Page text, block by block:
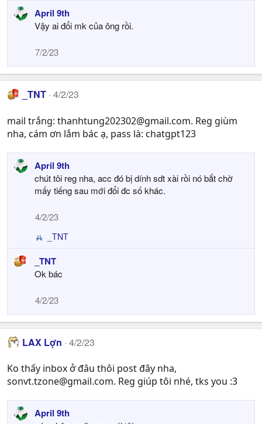
s
:
April 9th
Vậy ai đổi mk của ông rồi.
7/2/23
_TNT 4/2/23
mail trắng: thanhtung202302@gmail.com. Reg giùm
nha, cám ơn lắm bác ạ, pass là: chatgpt123
April 9th
chút tôi reg nha, acc đó bị dính sdt xài rồi nó bắt chờ
mấy tiếng sau mới đổi đc số khác.
4/2/23
R
a
c
o
n
s
:
_TNT
_TNT
Ok bác
4/2/23
LAX Lợn 4/2/23
Ko thấy inbox ở đâu thôi post đây nha,
sonvt.tzone@gmail.com. Reg giúp tôi nhé, tks you :3
April 9th